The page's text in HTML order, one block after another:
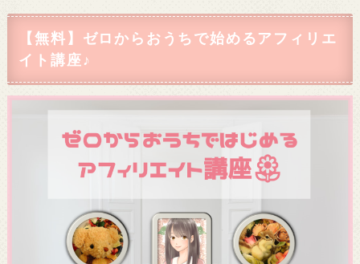
【無料】ゼロからおうちで始めるアフィリエ
イト講座♪